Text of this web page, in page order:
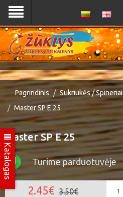
Katalogas
Pagrindinis Sukriukės / Spineriai
Master SP E 25
Master SP E 25
Turime parduotuvėje
2.45€ 3.50€